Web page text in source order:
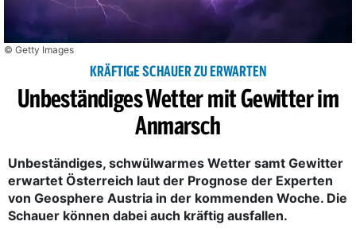
© Getty Images
KRÄFTIGE SCHAUER ZU ERWARTEN
Unbeständiges Wetter mit Gewitter im
Anmarsch
Unbeständiges, schwülwarmes Wetter samt Gewitter
erwartet Österreich laut der Prognose der Experten
von Geosphere Austria in der kommenden Woche. Die
Schauer können dabei auch kräftig ausfallen.